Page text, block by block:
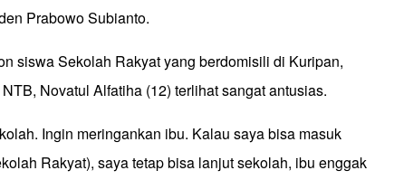
Prabowo Subianto.
siswa Sekolah Rakyat yang berdomisili di Kuripan,
Novatul Alfatiha (12) terlihat sangat antusias.
Ingin meringankan ibu. Kalau saya bisa masuk
Rakyat), saya tetap bisa lanjut sekolah, ibu enggak